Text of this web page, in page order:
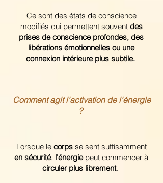
Ce sont des états de conscience
modifiés qui permettent souvent des
prises de conscience profondes, des
libérations émotionnelles ou une
connexion intérieure plus subtile.
Comment agit l'activation de l'énergie
?
Lorsque le corps se sent suffisamment
en sécurité, l'énergie peut commencer à
circuler plus librement.